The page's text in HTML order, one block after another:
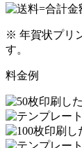
※ 年賀状プリ
す。
料金例